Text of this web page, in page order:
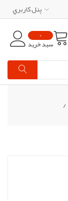
پنل کاربري
0
سبد خرید
/